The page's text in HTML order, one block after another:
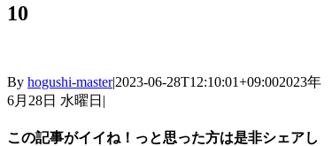
10
By hogushi-master|2023-06-28T12:10:01+09:002023年
6月28日 水曜日 |
この記事がイイね！っと思った方は是非シェアし